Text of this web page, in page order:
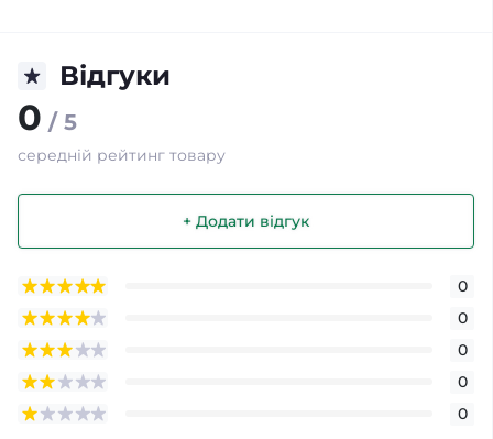
Відгуки
0 / 5
середній рейтинг товару
+ Додати відгук
0
0
0
0
0